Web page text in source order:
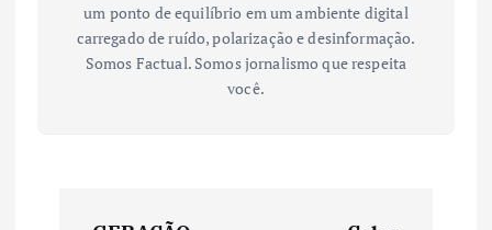
um ponto de equilíbrio em um ambiente digital
carregado de ruído, polarização e desinformação.
Somos Factual. Somos jornalismo que respeita
você.